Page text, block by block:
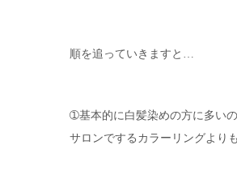
順を追っていきますと…
➀基本的に白髪染めの方に多い
サロンでするカラーリングより